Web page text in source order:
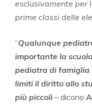
esclusivamente per
prime classi delle
“Qualunque
importante la
pediatra di famiglia
limiti il diritto allo
più piccoli – dicono